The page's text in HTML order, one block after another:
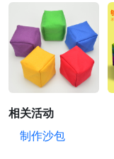
相关活动
制作沙包